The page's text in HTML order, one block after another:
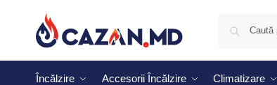
Încălzire Accesorii Încălzire Climatizare